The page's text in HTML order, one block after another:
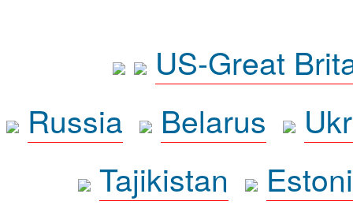
US-Great
Russia
Belarus
Tajikistan